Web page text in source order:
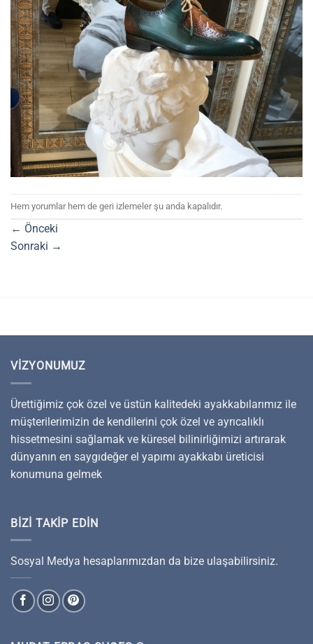
Hem yorumlar hem de geri izlemeler şu anda kapalıdır.
← Önceki
Sonraki →
VIZYONUMUZ
Ürettiğimiz çok özel ve üstün kalitedeki ayakkabılarımız ile
müşterilerimizin de kendilerini çok özel ve ayrıcalıklı
hissetmesini sağlamak ve küresel bilinirliğimizi artırarak
dünyanın en saygıdeğer el yapımı ayakkabı üreticisi
konumuna gelmek
BIZI TAKIP EDIN
Sosyal Medya hesaplarımızdan da bize ulaşabilirsiniz.